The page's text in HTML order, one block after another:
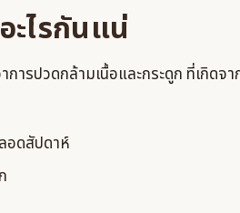
ไรกันแน่
ารปวดกล้ามเนื้อและกระดูก ที่เกิดจ
อดสัปดาห์